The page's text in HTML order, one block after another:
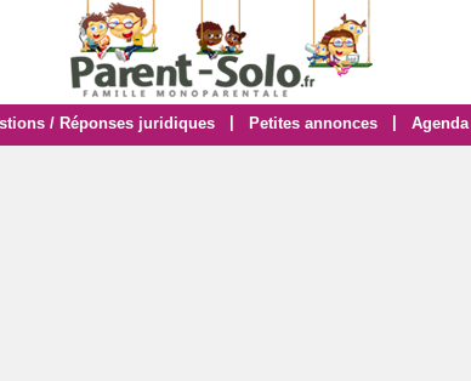
/ Réponses juridiques Petites annonces Agenda